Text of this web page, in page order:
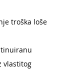
troška loše
vlastitog